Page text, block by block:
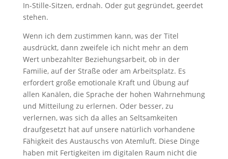
In-Stille-Sitzen, erdnah. Oder gut gegründet, geerdet
stehen.
Wenn ich dem zustimmen kann, was der Titel
ausdrückt, dann zweifele ich nicht mehr an dem
Wert unbezahlter Beziehungsarbeit, ob in der
Familie, auf der Straße oder am Arbeitsplatz. Es
erfordert große emotionale Kraft und Übung auf
allen Kanälen, die Sprache der hohen Wahrnehmung
und Mitteilung zu erlernen. Oder besser, zu
verlernen, was sich da alles an Seltsamkeiten
draufgesetzt hat auf unsere natürlich vorhandene
Fähigkeit des Austauschs von Atemluft. Diese Dinge
haben mit Fertigkeiten im digitalen Raum nicht die